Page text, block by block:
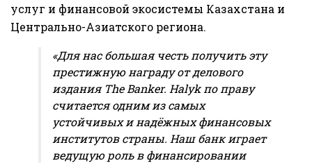
услуг и финансовой экосистемы Казахстана и
Центрально-Азиатского региона.
«Для нас большая честь получить эту
престижную награду от делового
издания The Banker. Halyk по праву
считается одним из самых
устойчивых и надёжных финансовых
институтов страны. Наш банк играет
ведущую роль в финансировании